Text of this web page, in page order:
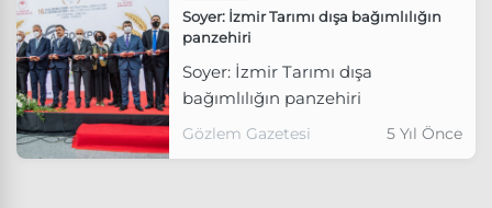
Soyer: İzmir Tarımı dışa bağımlılığın
panzehiri
Soyer: İzmir Tarımı dışa
bağımlılığın panzehiri
Gözlem Gazetesi 5 Yıl Önce